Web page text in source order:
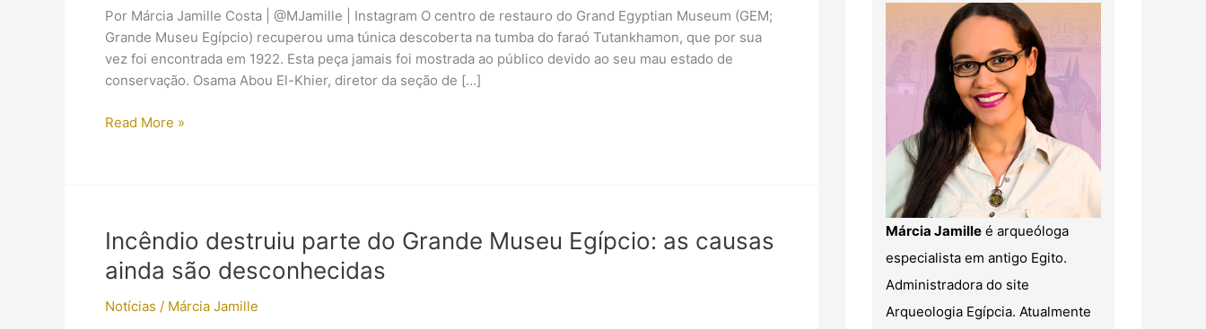
Por Márcia Jamille Costa | @MJamille | Instagram O centro de restauro do Grand Egyptian Museum (GEM;
Grande Museu Egípcio) recuperou uma túnica descoberta na tumba do faraó Tutankhamon, que por sua
vez foi encontrada em 1922. Esta peça jamais foi mostrada ao público devido ao seu mau estado de
conservação. Osama Abou El-Khier, diretor da seção de […]
Restauradores
de
Tutankhamon
Read More »
Incêndio destruiu parte do Grande Museu Egípcio: as causas
ainda são desconhecidas
Notícias / Márcia Jamille
Márcia Jamille é arqueóloga
especialista em antigo Egito.
Administradora do site
Arqueologia Egípcia. Atualmente